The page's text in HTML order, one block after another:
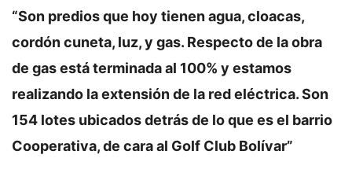
“Son predios que hoy tienen agua, cloacas,
cordón cuneta, luz, y gas. Respecto de la obra
de gas está terminada al 100% y estamos
realizando la extensión de la red eléctrica. Son
154 lotes ubicados detrás de lo que es el barrio
Cooperativa, de cara al Golf Club Bolívar”